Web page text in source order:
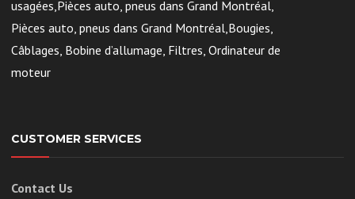
usagées,Pièces auto, pneus dans Grand Montréal,
Pièces auto, pneus dans Grand Montréal,Bougies,
Câblages, Bobine d’allumage, Filtres, Ordinateur de
moteur
CUSTOMER SERVICES
Contact Us